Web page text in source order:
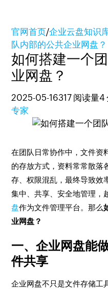
官网首页/企业云盘知识
队内部的公共企业网盘？
如何搭建一个
业网盘？
2025-05-16317 阅读量4
专家
在团队日常协作中，文件资
的存放方式，资料常常散落
存、权限混乱，最终导致效
集中、共享、安全地管理，
盘作为文件管理平台。那么
业网盘？
一、企业网盘能
件共享
企业网盘不只是文件存储工